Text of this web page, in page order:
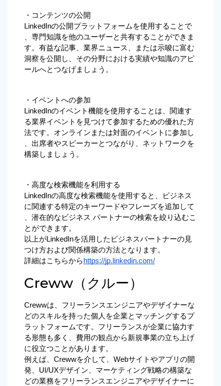
・コンテンツの公開
LinkedInの公開プラットフォームを使用することで
、専門知識を他のユーザーと共有することができま
す。有益な記事、業界ニュース、または示唆に富む
洞察を公開し、その分野における実績や知識のアピ
ールへとつなげましょう。
・イベントへの参加
LinkedInのイベント機能を使用することは、関連す
る業界イベントを見つけて参加するための優れた方
法です。オンラインまたは対面のイベントに参加し
、出席者やスピーカーとつながり、ネットワークを
構築しましょう。
・高度な検索機能を利用する
LinkedInの高度な検索機能を使用すると、ビジネス
に関連する特定のキーワードやフレーズを追加して
、潜在的なビジネス パートナーの検索を絞り込むこ
とができます。
以上がLinkedInを活用したビジネスパートナーの見
つけ方および関係構築の方法となります。
詳細はこちらから https://jp.linkedin.com/
Creww（クルー）
Crewwは、フリーランスエンジニアやデザイナーな
どのスキルを持った個人を企業とマッチングするプ
ラットフォームです。フリーランスが企業に協力す
る形態も多く、費用の観点から新規事業の立ち上げ
に役立つことがあります。
例えば、Crewwを介して、Webサイトやアプリの開
発、UI/UXデザイン、マーケティング戦略の構築な
どの業務をフリーランスエンジニアやデザイナーに